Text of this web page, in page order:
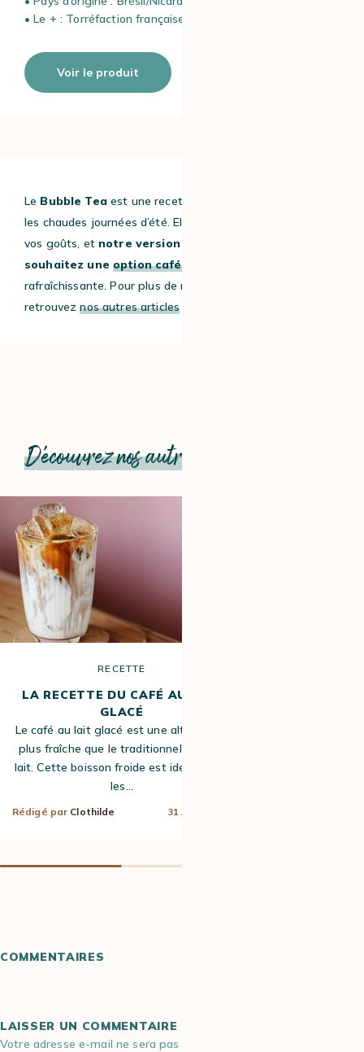
• Le + : Torréfaction française
Voir le produit
Le Bubble Teaest une recette gourmande idéale pour
les chaudes journées d’été. Elle s’adapte à vos envies et à
vos goûts, et notre version est parfaite si vous
souhaitez une option caféinée
rafraîchissante. Pour plus de recettes estivales,
retrouveznos autres articles
Découvrez nos autres recettes et articles
RECETTE
LA RECETTE DU CAFÉ AU LAIT
GLACÉ
Le café au lait glacé est une alternative
plus fraîche que le traditionnel café au
lait. Cette boisson froide est idéale pour
les…
Rédigé par Clothilde 31 Août 2022
COMMENTAIRES
LAISSER UN COMMENTAIRE
Votre adresse e-mail ne sera pas publiée. Les champs obligatoires